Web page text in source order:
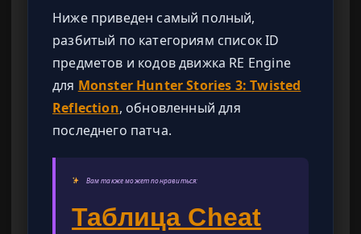
Ниже приведен самый полный,
разбитый по категориям список ID
предметов и кодов движка RE Engine
для Monster Hunter Stories 3: Twisted
Reflection, обновленный для
последнего патча.
Вам также может понравиться:
Таблица Cheat